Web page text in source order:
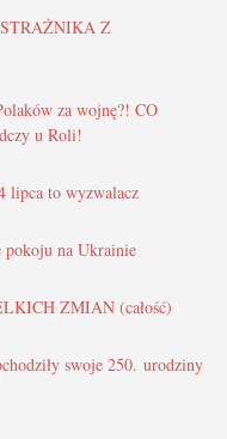
Z
za wojnę?! CO
u Roli!
lipca to wyzwalacz
pokoju na Ukrainie
ZMIAN (całość)
swoje 250. urodziny